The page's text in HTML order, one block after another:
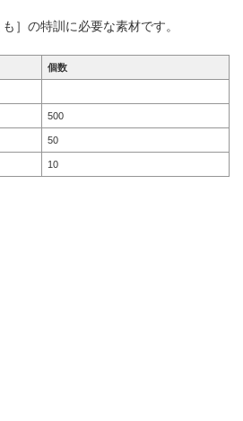
］の特訓に必要な素材です。
個数
500
50
10